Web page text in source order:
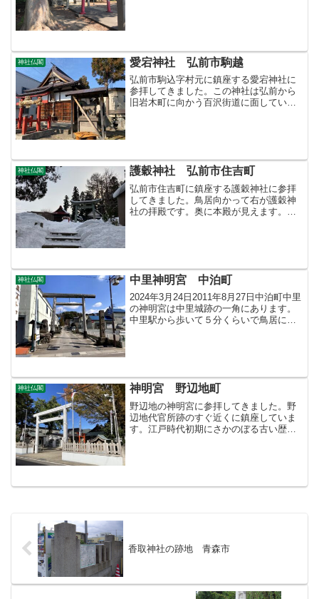
神社仏閣 愛宕神社 弘前市駒越
弘前市駒込字村元に鎮座する愛宕神社に
参拝してきました。この神社は弘前から
旧岩木町に向かう百沢街道に面していま
神社仏閣 護穀神社 弘前市住吉町
弘前市住吉町に鎮座する護穀神社に参拝
してきました。鳥居向かって右が護穀神
社の拝殿です。奥に本殿が見えます。境
神社仏閣 中里神明宮 中泊町
2024年3月24日2011年8月27日中泊町中里
の神明宮は中里城跡の一角にあります。
中里駅から歩いて５分くらいで鳥居につ
神社仏閣 神明宮 野辺地町
野辺地の神明宮に参拝してきました。野
辺地代官所跡のすぐ近くに鎮座していま
す。江戸時代初期にさかのぼる古い歴史
香取神社の跡地 青森市